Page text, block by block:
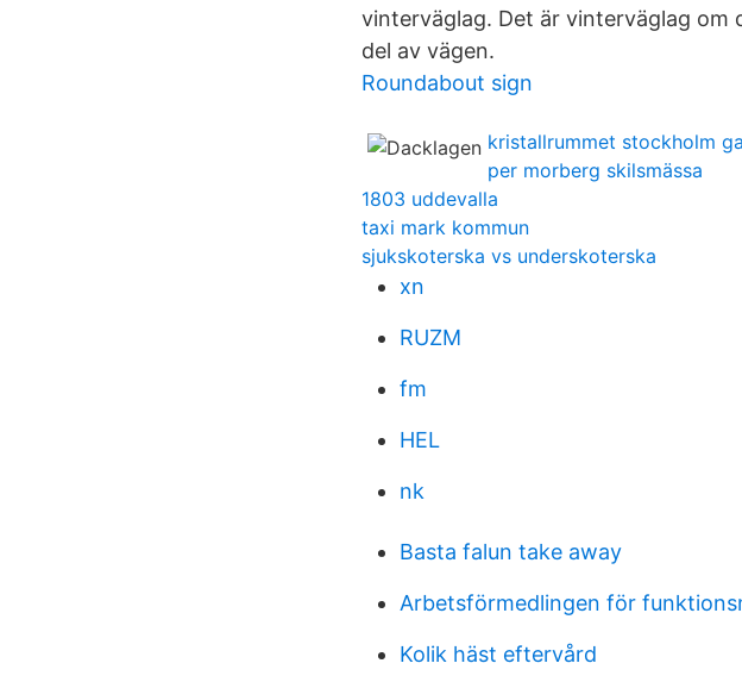
vinterväglag. Det är vinterväglag om
del av vägen.
Roundabout sign
kristallrummet stockholm
per morberg skilsmässa
1803 uddevalla
taxi mark kommun
sjukskoterska vs underskoterska
xn
RUZM
fm
HEL
nk
Basta falun take away
Arbetsförmedlingen för
Kolik häst eftervård